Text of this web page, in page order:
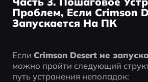
Проблем, Если Crimson
Запускается На ПК
Если Crimson Desert не
можно пройти следующий
путь устранения неполадок: